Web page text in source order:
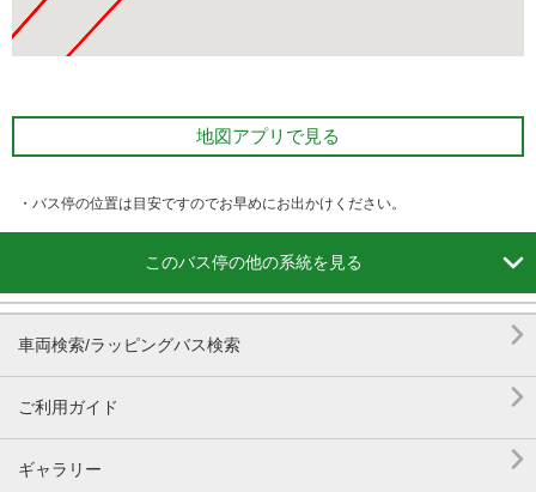
地図アプリで見る
・バス停の位置は目安ですのでお早めにお出かけください。
このバス停の他の系統を見る 
車両検索/ラッピングバス検索 
ご利用ガイド 
ギャラリー 